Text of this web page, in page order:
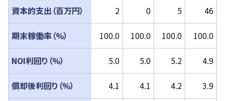
資本的⽀出（百万円） 2 0 5 46
期末稼働率（%） 100.0 100.0 100.0 100.0
NOI利回り（%） 5.0 5.0 5.2 4.9
償却後利回り（%） 4.1 4.1 4.2 3.9